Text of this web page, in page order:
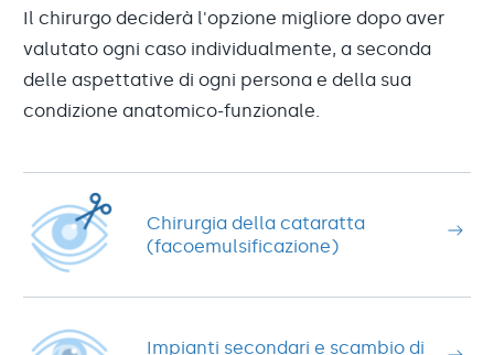
Il chirurgo deciderà l'opzione migliore dopo aver
valutato ogni caso individualmente, a seconda
delle aspettative di ogni persona e della sua
condizione anatomico-funzionale.
Chirurgia della cataratta
(facoemulsificazione)
Impianti secondari e scambio di